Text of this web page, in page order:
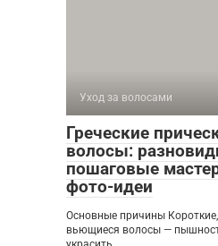
Уход за волосами
Греческие
волосы:
пошаговые
фото-идеи
Основные причины
вьющиеся волосы —